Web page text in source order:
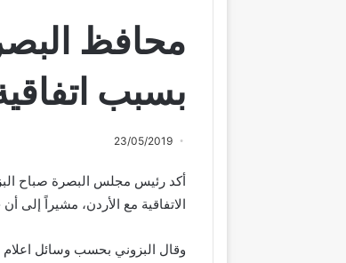
بسبب
23/05/2019
أكد رئيس مجلس البصرة صباح
الاتفاقية مع الأردن، مشيراً إلى أن خسارة
وقال البزوني بحسب وسائل اعلام